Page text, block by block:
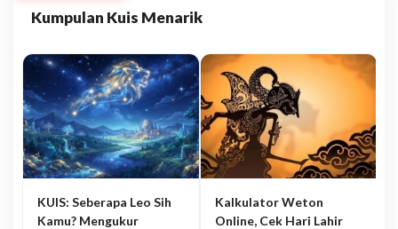
Kumpulan Kuis Menarik
KUIS: Seberapa Leo Sih
Kamu? Mengukur
Kalkulator Weton
Online, Cek Hari Lahir